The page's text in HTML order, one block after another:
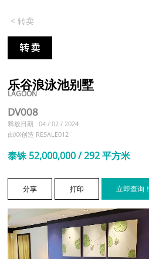
< 转卖
乐谷浪泳池别墅
DV008
LAGOON
释放日期 : 04 / 02 / 2024
由XX创造 RESALE012
泰铢 52,000,000 / 292 平方米
分享 打印 立即查询！